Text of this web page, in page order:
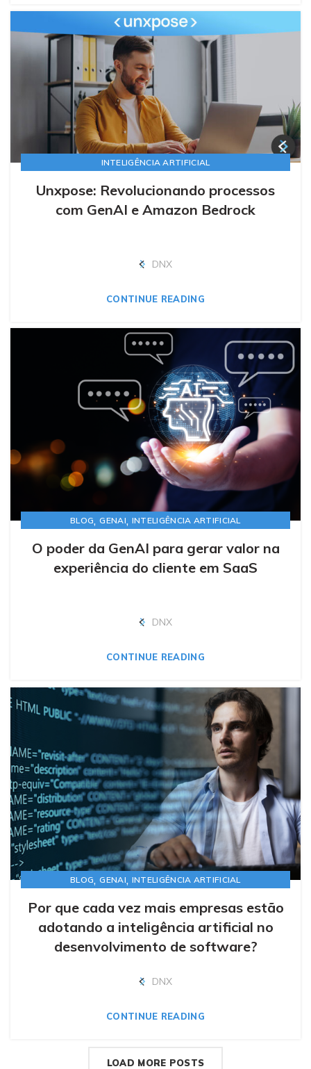
INTELIGÊNCIA ARTIFICIAL
Unxpose: Revolucionando processos
com GenAI e Amazon Bedrock
DNX
CONTINUE READING
BLOG,GENAI, INTELIGÊNCIA ARTIFICIAL
O poder da GenAI para gerar valor na
experiência do cliente em SaaS
DNX
CONTINUE READING
BLOG,GENAI, INTELIGÊNCIA ARTIFICIAL
Por que cada vez mais empresas estão
adotando a inteligência artificial no
desenvolvimento de software?
DNX
CONTINUE READING
LOAD MORE POSTS